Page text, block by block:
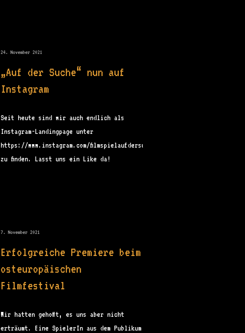
24. November 2021
„Auf der Suche“ nun auf
Instagram
Seit heute sind wir auch endlich als
Instagram-Landingpage unter
https://www.instagram.com/filmspielaufdersuche/
zu finden. Lasst uns ein Like da!
7. November 2021
Erfolgreiche Premiere beim
osteuropäischen
Filmfestival
Wir hatten gehofft, es uns aber nicht
erträumt. Eine SpielerIn aus dem Publikum